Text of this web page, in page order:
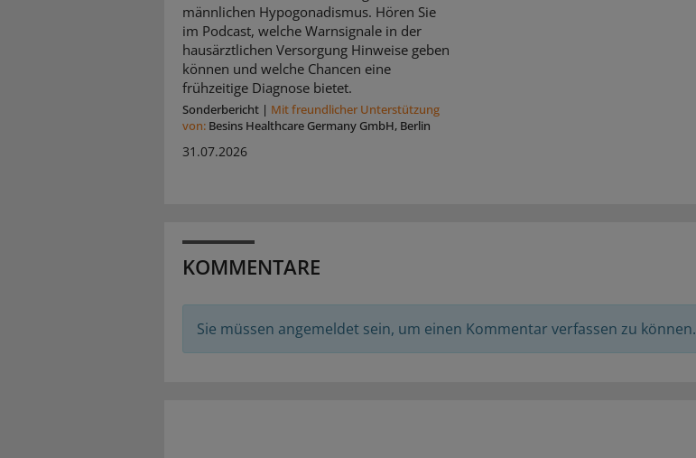
männlichen Hypogonadismus. Hören Sie
im Podcast, welche Warnsignale in der
hausärztlichen Versorgung Hinweise geben
können und welche Chancen eine
frühzeitige Diagnose bietet.
Sonderbericht | Mit freundlicher Unterstützung
von: Besins Healthcare Germany GmbH, Berlin
31.07.2026
KOMMENTARE
Sie müssen angemeldet sein, um einen Kommentar verfassen zu können.